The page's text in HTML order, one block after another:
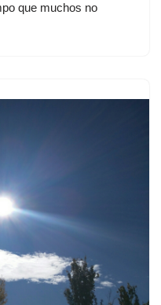
que muchos no